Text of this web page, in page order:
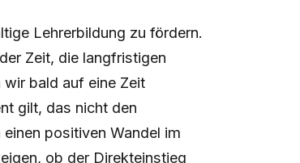
Lehrerbildung zu fördern.
Zeit, die langfristigen
bald auf eine Zeit
gilt, das nicht den
positiven Wandel im
ob der Direkteinstieg